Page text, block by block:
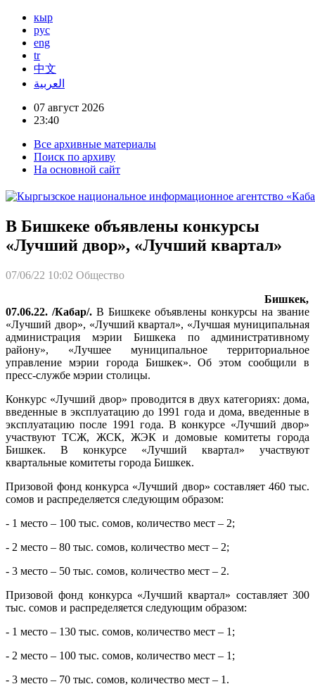
кыр
рус
eng
tr
中文
العربية
07 август 2026
23:40
Все архивные материалы
Поиск по архиву
На основной сайт
В Бишкеке объявлены конкурсы
«Лучший двор», «Лучший квартал»
07/06/22 10:02 Общество
Бишкек,
07.06.22. /Кабар/. В Бишкеке объявлены конкурсы на звание
«Лучший двор», «Лучший квартал», «Лучшая муниципальная
администрация мэрии Бишкека по административному
району», «Лучшее муниципальное территориальное
управление мэрии города Бишкек». Об этом сообщили в
пресс-службе мэрии столицы.
Конкурс «Лучший двор» проводится в двух категориях: дома,
введенные в эксплуатацию до 1991 года и дома, введенные в
эксплуатацию после 1991 года. В конкурсе «Лучший двор»
участвуют ТСЖ, ЖСК, ЖЭК и домовые комитеты города
Бишкек. В конкурсе «Лучший квартал» участвуют
квартальные комитеты города Бишкек.
Призовой фонд конкурса «Лучший двор» составляет 460 тыс.
сомов и распределяется следующим образом:
- 1 место – 100 тыс. сомов, количество мест – 2;
- 2 место – 80 тыс. сомов, количество мест – 2;
- 3 место – 50 тыс. сомов, количество мест – 2.
Призовой фонд конкурса «Лучший квартал» составляет 300
тыс. сомов и распределяется следующим образом:
- 1 место – 130 тыс. сомов, количество мест – 1;
- 2 место – 100 тыс. сомов, количество мест – 1;
- 3 место – 70 тыс. сомов, количество мест – 1.